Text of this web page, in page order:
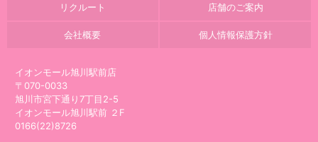
リクルート 店舗のご案内
会社概要 個人情報保護方針
イオンモール旭川駅前店
〒070-0033
旭川市宮下通り7丁目2-5
イオンモール旭川駅前 ２F
0166(22)8726